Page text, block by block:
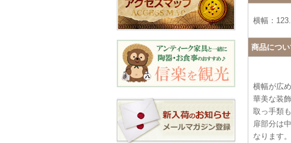
横幅：
商品につい
横幅が広
華美な装
取っ手類
扉部分は
なります。